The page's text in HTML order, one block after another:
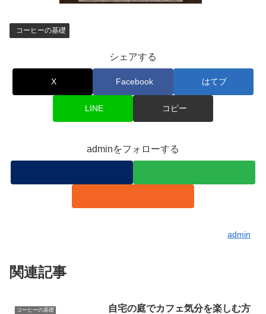
コーヒーの基礎
シェアする
X Facebook はてブ
LINE コピー
adminをフォローする
admin
関連記事
コーヒーの基礎
自宅の庭でカフェ気分を楽しむ方